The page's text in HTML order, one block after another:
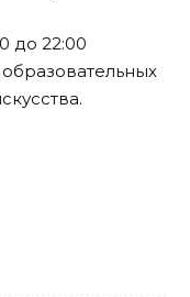
до 22:00